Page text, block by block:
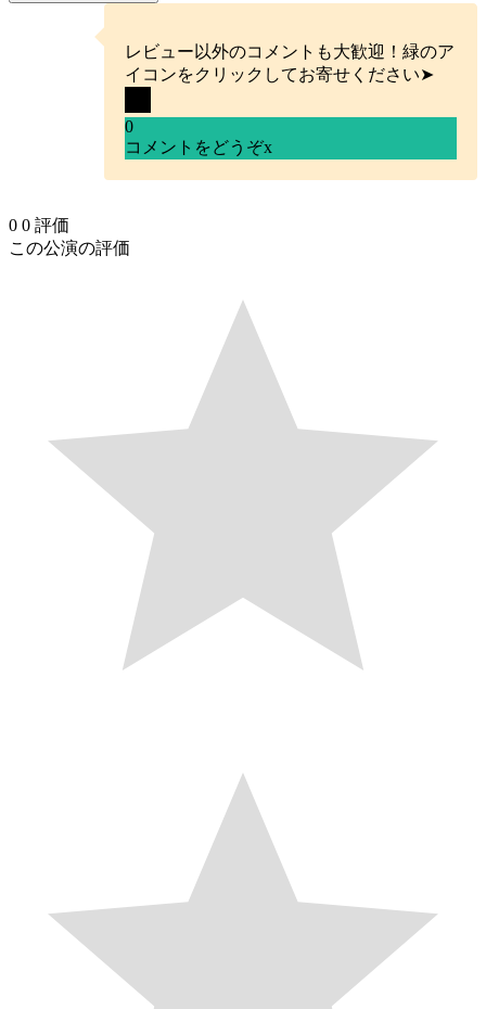
レビュー以外のコメントも大歓迎！緑のア
イコンをクリックしてお寄せください➤
0
コメントをどうぞx
0 0 評価
この公演の評価